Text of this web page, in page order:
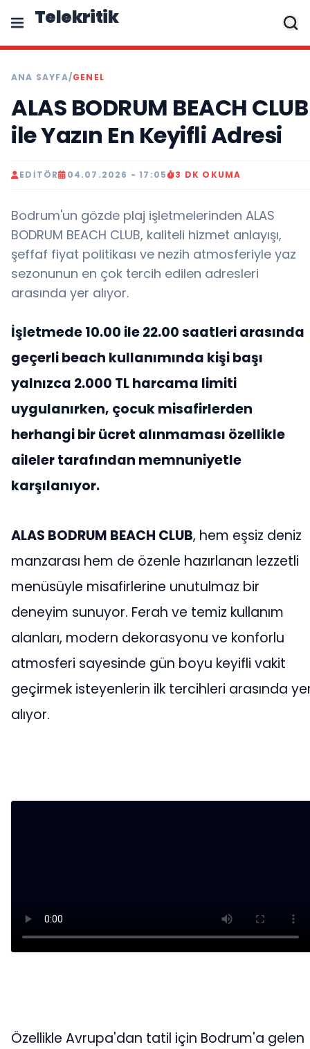
Telekritik
ANA SAYFA/GENEL
ALAS BODRUM BEACH CLUB
ile Yazın En Keyifli Adresi
EDITÖR 04.07.2026 - 17:05 3 DK OKUMA
Bodrum'un gözde plaj işletmelerinden ALAS
BODRUM BEACH CLUB, kaliteli hizmet anlayışı,
şeffaf fiyat politikası ve nezih atmosferiyle yaz
sezonunun en çok tercih edilen adresleri
arasında yer alıyor.
İşletmede 10.00 ile 22.00 saatleri arasında
geçerli beach kullanımında kişi başı
yalnızca 2.000 TL harcama limiti
uygulanırken, çocuk misafirlerden
herhangi bir ücret alınmaması özellikle
aileler tarafından memnuniyetle
karşılanıyor.
ALAS BODRUM BEACH CLUB, hem eşsiz deniz
manzarası hem de özenle hazırlanan lezzetli
menüsüyle misafirlerine unutulmaz bir
deneyim sunuyor. Ferah ve temiz kullanım
alanları, modern dekorasyonu ve konforlu
atmosferi sayesinde gün boyu keyifli vakit
geçirmek isteyenlerin ilk tercihleri arasında
alıyor.
Özellikle Avrupa'dan tatil için Bodrum'a gelen